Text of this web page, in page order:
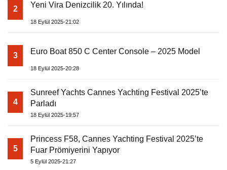
2 Yeni Vira Denizcilik 20. Yılında!
18 Eylül 2025-21:02
3 Euro Boat 850 C Center Console – 2025 Model
18 Eylül 2025-20:28
4
Sunreef Yachts Cannes Yachting Festival 2025’te
Parladı
18 Eylül 2025-19:57
5
Princess F58, Cannes Yachting Festival 2025’te
Fuar Prömiyerini Yapıyor
5 Eylül 2025-21:27